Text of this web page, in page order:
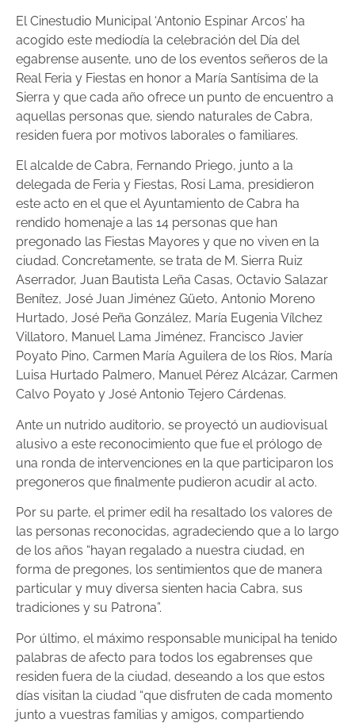
El Cinestudio Municipal ‘Antonio Espinar Arcos’ ha
acogido este mediodía la celebración del Día del
egabrense ausente, uno de los eventos señeros de la
Real Feria y Fiestas en honor a María Santísima de la
Sierra y que cada año ofrece un punto de encuentro a
aquellas personas que, siendo naturales de Cabra,
residen fuera por motivos laborales o familiares.
El alcalde de Cabra, Fernando Priego, junto a la
delegada de Feria y Fiestas, Rosi Lama, presidieron
este acto en el que el Ayuntamiento de Cabra ha
rendido homenaje a las 14 personas que han
pregonado las Fiestas Mayores y que no viven en la
ciudad. Concretamente, se trata de M. Sierra Ruiz
Aserrador, Juan Bautista Leña Casas, Octavio Salazar
Benítez, José Juan Jiménez Güeto, Antonio Moreno
Hurtado, José Peña González, María Eugenia Vílchez
Villatoro, Manuel Lama Jiménez, Francisco Javier
Poyato Pino, Carmen María Aguilera de los Ríos, María
Luisa Hurtado Palmero, Manuel Pérez Alcázar, Carmen
Calvo Poyato y José Antonio Tejero Cárdenas.
Ante un nutrido auditorio, se proyectó un audiovisual
alusivo a este reconocimiento que fue el prólogo de
una ronda de intervenciones en la que participaron los
pregoneros que finalmente pudieron acudir al acto.
Por su parte, el primer edil ha resaltado los valores de
las personas reconocidas, agradeciendo que a lo largo
de los años “hayan regalado a nuestra ciudad, en
forma de pregones, los sentimientos que de manera
particular y muy diversa sienten hacia Cabra, sus
tradiciones y su Patrona”.
Por último, el máximo responsable municipal ha tenido
palabras de afecto para todos los egabrenses que
residen fuera de la ciudad, deseando a los que estos
días visitan la ciudad “que disfruten de cada momento
junto a vuestras familias y amigos, compartiendo